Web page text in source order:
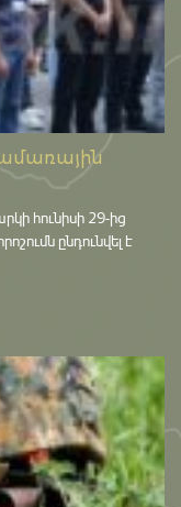
հունիսի 29-ից
ընդունվել է